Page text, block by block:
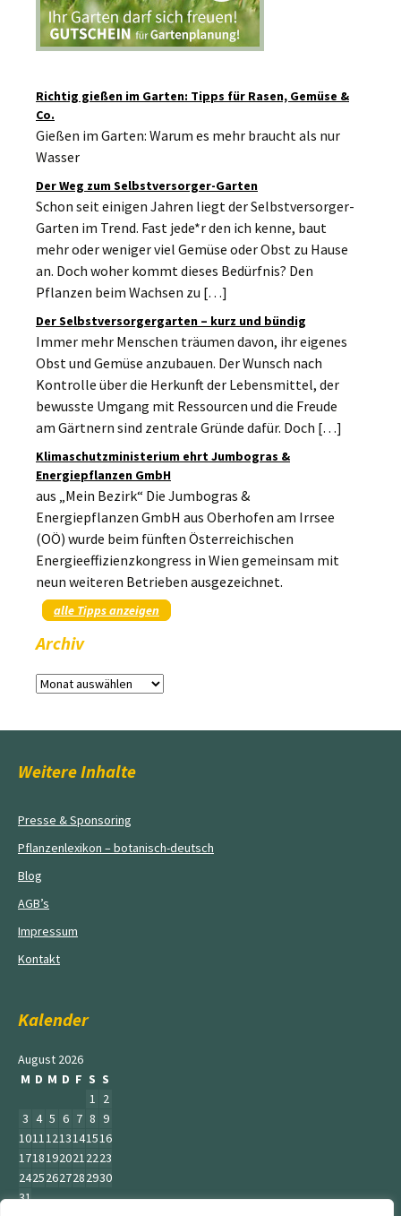
Richtig gießen im Garten: Tipps für Rasen, Gemüse &
Co.
Gießen im Garten: Warum es mehr braucht als nur
Wasser
Der Weg zum Selbstversorger-Garten
Schon seit einigen Jahren liegt der Selbstversorger-
Garten im Trend. Fast jede*r den ich kenne, baut
mehr oder weniger viel Gemüse oder Obst zu Hause
an. Doch woher kommt dieses Bedürfnis? Den
Pflanzen beim Wachsen zu […]
Der Selbstversorgergarten – kurz und bündig
Immer mehr Menschen träumen davon, ihr eigenes
Obst und Gemüse anzubauen. Der Wunsch nach
Kontrolle über die Herkunft der Lebensmittel, der
bewusste Umgang mit Ressourcen und die Freude
am Gärtnern sind zentrale Gründe dafür. Doch […]
Klimaschutzministerium ehrt Jumbogras &
Energiepflanzen GmbH
aus „Mein Bezirk“ Die Jumbogras &
Energiepflanzen GmbH aus Oberhofen am Irrsee
(OÖ) wurde beim fünften Österreichischen
Energieeffizienzkongress in Wien gemeinsam mit
neun weiteren Betrieben ausgezeichnet.
alle Tipps anzeigen
Archiv
Archiv
Weitere Inhalte
Presse & Sponsoring
Pflanzenlexikon – botanisch-deutsch
Blog
AGB’s
Impressum
Kontakt
Kalender
August 2026
M D M D F S S
1 2
3 4 5 6 7 8 9
10111213141516
17181920212223
24252627282930
31